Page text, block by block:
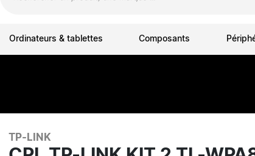
Ordinateurs & tablettes Composants
TP-LINK